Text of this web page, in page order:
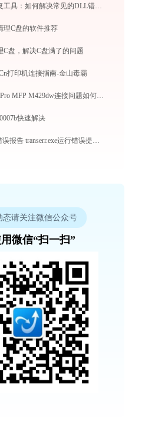
最新版dll修复工具：如何解决常见的DLL错误？-金山毒霸
理C盘的软件推荐
C盘，解决C盘满了的问题
打印机连接指南-金山毒霸
惠普LaserJet Pro MFP M429dw连接问题如何解决？ -金山毒霸
快速解决
WPS Office错误报告 transerr.exe运行错误提示0xc000000d的解决办法
态请关注微信公众号
微信“扫一扫”